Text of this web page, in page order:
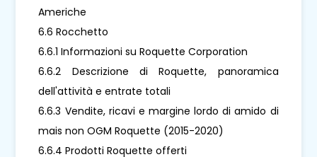
Americhe
6.6 Rocchetto
6.6.1 Informazioni su Roquette Corporation
6.6.2 Descrizione di Roquette, panoramica
dell'attività e entrate totali
6.6.3 Vendite, ricavi e margine lordo di amido di
mais non OGM Roquette (2015-2020)
6.6.4 Prodotti Roquette offerti